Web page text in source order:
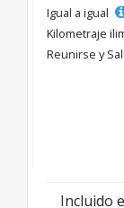
Igual a igual
Kilometraje
Reunirse y
Incluido